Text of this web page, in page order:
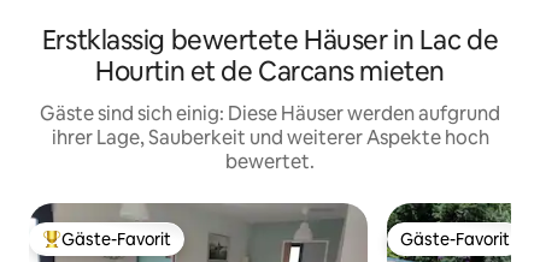
Erstklassig bewertete Häuser in Lac de
Hourtin et de Carcans mieten
Gäste sind sich einig: Diese Häuser werden aufgrund
ihrer Lage, Sauberkeit und weiterer Aspekte hoch
bewertet.
Beliebter Gäste-Favorit.
Gäste-Favorit Gäste-Favorit
Gäste-Favorit